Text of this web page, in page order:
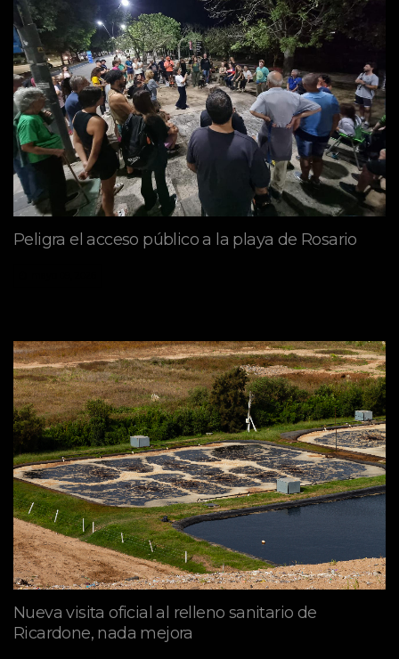
Peligra el acceso público a la playa de Rosario
Nueva visita oficial al relleno sanitario de
Ricardone, nada mejora